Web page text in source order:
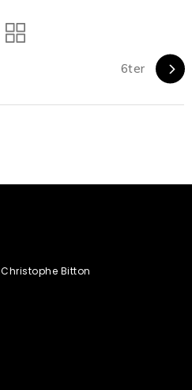
6ter
Christophe Bitton